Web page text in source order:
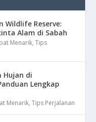
Wildlife Reserve:
Alam di Sabah
Menarik,Tips
Hujan di
Lengkap
Menarik,Tips Perjalanan